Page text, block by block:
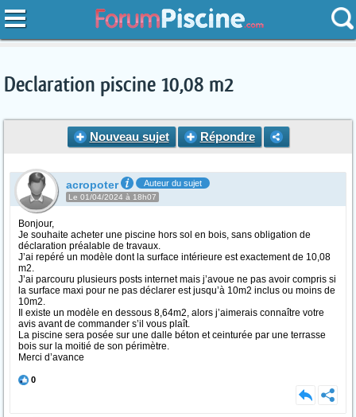
Declaration piscine 10,08 m2
Nouveau sujet Répondre
acropoter Auteur du sujet
Le 01/04/2024 à 18h07
Bonjour,
Je souhaite acheter une piscine hors sol en bois, sans obligation de
déclaration préalable de travaux.
J’ai repéré un modèle dont la surface intérieure est exactement de 10,08
m2.
J’ai parcouru plusieurs posts internet mais j’avoue ne pas avoir compris si
la surface maxi pour ne pas déclarer est jusqu’à 10m2 inclus ou moins de
10m2.
Il existe un modèle en dessous 8,64m2, alors j’aimerais connaître votre
avis avant de commander s’il vous plaît.
La piscine sera posée sur une dalle béton et ceinturée par une terrasse
bois sur la moitié de son périmètre.
Merci d’avance
0